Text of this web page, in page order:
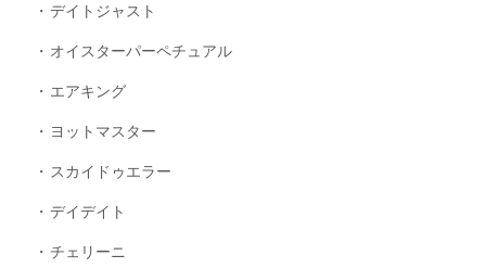
デイトジャスト
オイスターパーペチュアル
エアキング
ヨットマスター
スカイドゥエラー
デイデイト
チェリーニ